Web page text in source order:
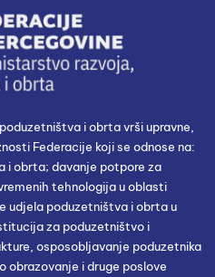
i obrta vrši upravne,
Federacije koji se odnose na:
i obrta; davanje potpore za
tehnologija u oblasti
udjela poduzetništva i obrta u
za poduzetništvo i
osposobljavanje poduzetnika
obrazovanje i druge poslove